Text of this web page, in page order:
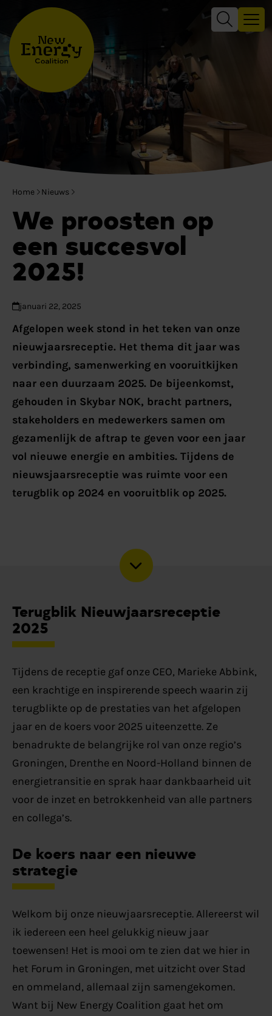
Drivers of Change
Home Nieuws
We proosten op
een succesvol
2025!
januari 22, 2025
Afgelopen week stond in het teken van onze
nieuwjaarsreceptie. Het thema dit jaar was
verbinding, samenwerking en vooruitkijken
naar een duurzaam 2025. De bijeenkomst,
gehouden in Skybar NOK, bracht partners,
stakeholders en medewerkers samen om
gezamenlijk de aftrap te geven voor een jaar
vol nieuwe energie en ambities. Tijdens de
nieuwsjaarsreceptie was ruimte voor een
terugblik op 2024 en vooruitblik op 2025.
Terugblik Nieuwjaarsreceptie
2025
Tijdens de receptie gaf onze CEO, Marieke Abbink,
een krachtige en inspirerende speech waarin zij
terugblikte op de prestaties van het afgelopen
jaar en de koers voor 2025 uiteenzette. Ze
benadrukte de belangrijke rol van onze regio’s
Groningen, Drenthe en Noord-Holland binnen de
energietransitie en sprak haar dankbaarheid uit
voor de inzet en betrokkenheid van alle partners
en collega’s.
De koers naar een nieuwe
strategie
Welkom bij onze nieuwjaarsreceptie. Allereerst wil
ik iedereen een heel gelukkig nieuw jaar
toewensen! Het is mooi om te zien dat we hier in
het Forum in Groningen, met uitzicht over Stad
en ommeland, allemaal zijn samengekomen.
Want bij New Energy Coalition gaat het om